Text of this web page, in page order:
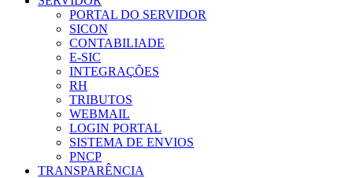
PORTAL DO SERVIDOR
SICON
CONTABILIADE
E-SIC
INTEGRAÇÕES
RH
TRIBUTOS
WEBMAIL
LOGIN PORTAL
SISTEMA DE ENVIOS
PNCP
TRANSPARÊNCIA